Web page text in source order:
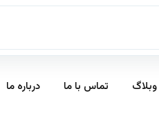
وبلاگ تماس با ما درباره ما